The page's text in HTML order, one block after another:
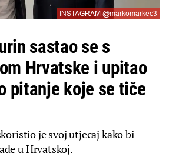
INSTAGRAM @markomarkec3
sastao se s
Hrvatske i upitao
pitanje koje se tiče
je svoj utjecaj kako bi
u Hrvatskoj.